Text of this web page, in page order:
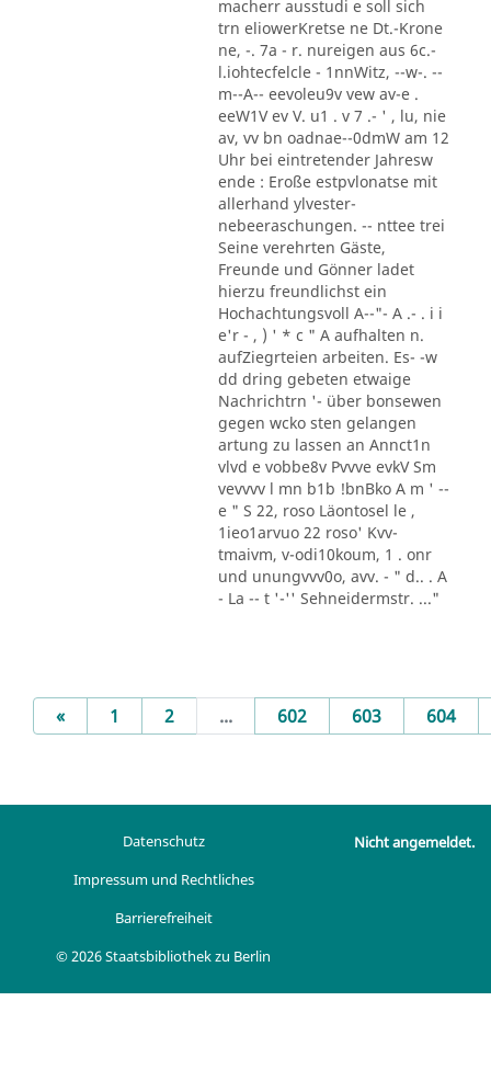
macherr ausstudi e soll sich
trn eliowerKretse ne Dt.-Krone
ne, -. 7a - r. nureigen aus 6c.-
l.iohtecfelcle - 1nnWitz, --w-. --
m--A-- eevoleu9v vew av-e .
eeW1V ev V. u1 . v 7 .- ' , lu, nie
av, vv bn oadnae--0dmW am 12
Uhr bei eintretender Jahresw
ende : Eroße estpvlonatse mit
allerhand ylvester-
nebeeraschungen. -- nttee trei
Seine verehrten Gäste,
Freunde und Gönner ladet
hierzu freundlichst ein
Hochachtungsvoll A--"- A .- . i i
e'r - , ) ' * c " A aufhalten n.
aufZiegrteien arbeiten. Es- -w
dd dring gebeten etwaige
Nachrichtrn '- über bonsewen
gegen wcko sten gelangen
artung zu lassen an Annct1n
vlvd e vobbe8v Pvvve evkV Sm
vevvvv l mn b1b !bnBko A m ' --
e " S 22, roso Läontosel le ,
1ieo1arvuo 22 roso' Kvv-
tmaivm, v-odi10koum, 1 . onr
und unungvvv0o, avv. - " d.. . A
- La -- t '-'' Sehneidermstr. ..."
«Previous
1 2 ... 602 603 604
Datenschutz
Impressum und Rechtliches
Barrierefreiheit
© 2026 Staatsbibliothek zu Berlin
Nicht angemeldet.